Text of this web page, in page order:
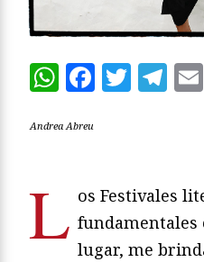
WhatsApp
Andrea Abreu
L os Festivales
lugar, me